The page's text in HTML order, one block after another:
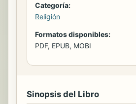
Categoría:
Religión
Formatos disponibles:
PDF, EPUB, MOBI
Sinopsis del Libro